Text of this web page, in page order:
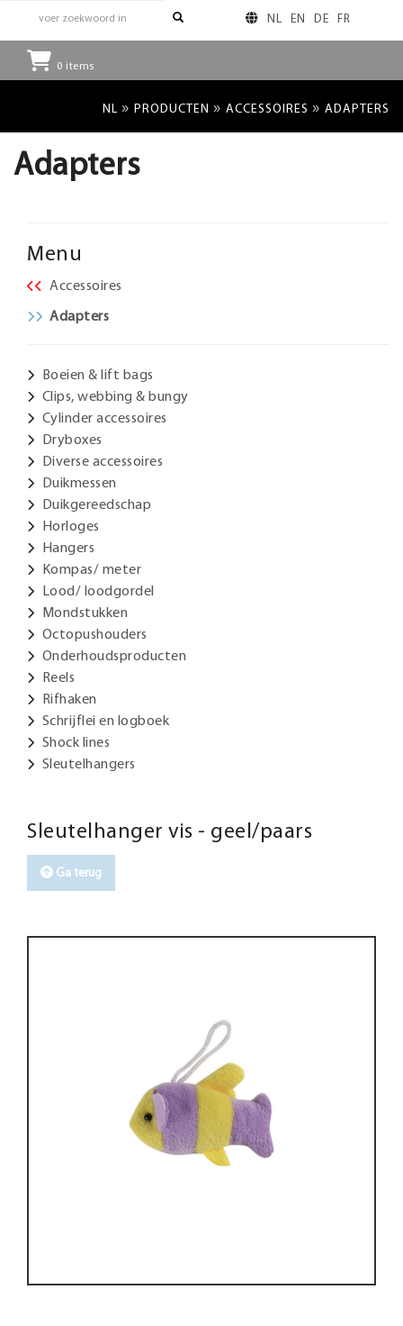
NL EN DE FR
0 items
NL » PRODUCTEN » ACCESSOIRES » ADAPTERS
Adapters
Menu
Accessoires
Adapters
Boeien & lift bags
Clips, webbing & bungy
Cylinder accessoires
Dryboxes
Diverse accessoires
Duikmessen
Duikgereedschap
Horloges
Hangers
Kompas/ meter
Lood/ loodgordel
Mondstukken
Octopushouders
Onderhoudsproducten
Reels
Rifhaken
Schrijflei en logboek
Shock lines
Sleutelhangers
Sleutelhanger vis - geel/paars
Ga terug